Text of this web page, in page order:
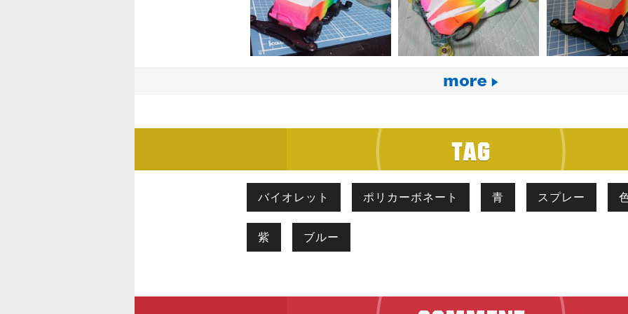
バイオレット ポリカーボネート 青 スプレー
紫 ブルー